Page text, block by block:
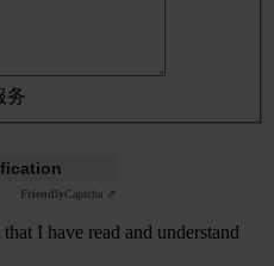
务
FriendlyCaptcha ⇗
I have read and understand